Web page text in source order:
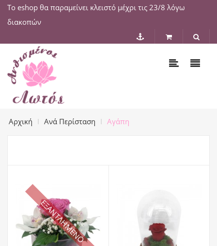
Το eshop θα παραμείνει κλειστό μέχρι τις 23/8 λόγω
διακοπών
Αρχική Ανά Περίσταση Αγάπη
ΕΞΑΝΤΛΗΜΕΝΟ